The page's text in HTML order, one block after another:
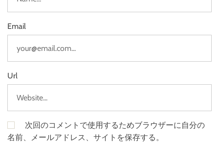
Email
Url
次回のコメントで使用するためブラウザーに自分の
名前、メールアドレス、サイトを保存する。